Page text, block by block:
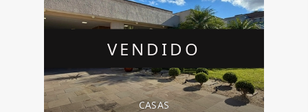
VENDIDO
CASAS